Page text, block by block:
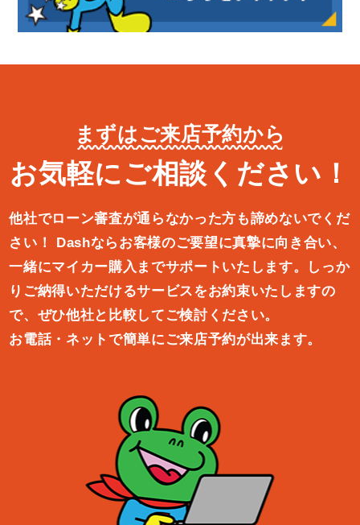
まずはご来店予約から
お気軽にご相談ください！
他社でローン審査が通らなかった方も諦めないでくだ
さい！
Dashならお客様のご要望に真摯に向き合い、
一緒にマイカー購入ま でサポートいたします。しっか
りご納得いただけるサービスをお約束いたしますの
で、ぜひ他社と比較してご検討ください。
お電話・ネットで簡単にご来店予約が出来ます。